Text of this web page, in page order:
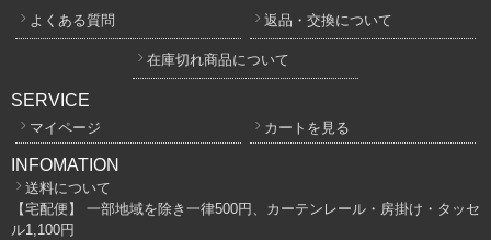
よくある質問 返品・交換について
在庫切れ商品について
SERVICE
マイページ カートを見る
INFOMATION
送料について
【宅配便】 一部地域を除き一律500円、カーテンレール・房掛け・タッセ
ル1,100円